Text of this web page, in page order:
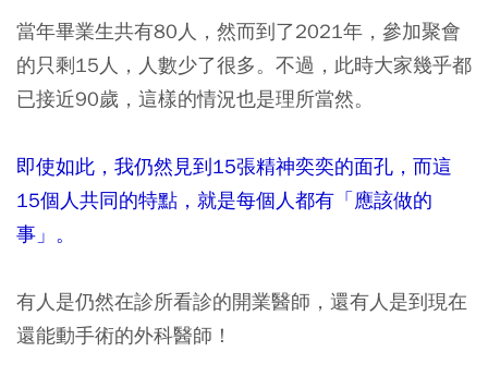
當年畢業生共有80人，然而到了2021年，參加聚會
的只剩15人，人數少了很多。不過，此時大家幾乎都
已接近90歲，這樣的情況也是理所當然。
即使如此，我仍然見到15張精神奕奕的面孔，而這
15個人共同的特點，就是每個人都有「應該做的
事」。
有人是仍然在診所看診的開業醫師，還有人是到現在
還能動手術的外科醫師！